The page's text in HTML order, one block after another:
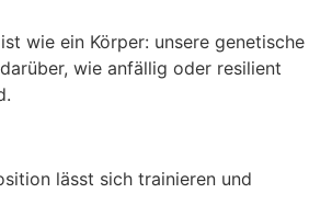
wie ein Körper: unsere genetische
wie anfällig oder resilient
lässt sich trainieren und